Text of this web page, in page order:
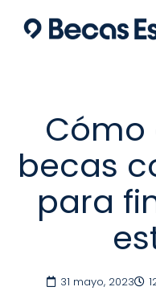
Cómo
becas
para
31 mayo, 2023